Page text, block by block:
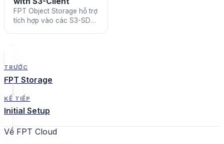
FPT Object Storage hỗ trợ
tích hợp vào các S3-SDK
TRƯỚC
FPT Storage
KẾ TIẾP
Initial Setup
Về FPT Cloud